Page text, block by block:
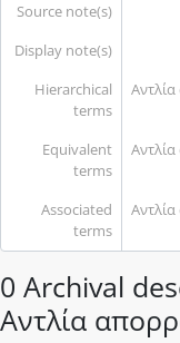
Source note(s)
Display note(s)
Hierarchical
terms
Equivalent
terms
Associated
terms
0 Archival
Αντλία